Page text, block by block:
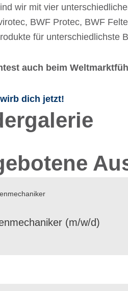
wir mit vier
BWF Protec, BWF
für unter­schied­lichste
auch beim
dich jetzt!
(m/​w/​d)